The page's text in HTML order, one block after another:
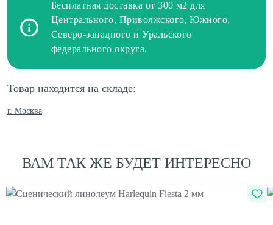
Бесплатная доставка от 300 м2 для
Центрального, Приволжского, Южного,
Северо-западного и Уральского
федерального округа.
Товар находится на складе:
г. Москва
ВАМ ТАК ЖЕ БУДЕТ ИНТЕРЕСНО